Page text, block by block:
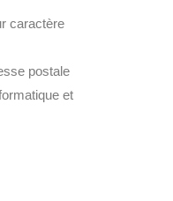
caractère
postale
et